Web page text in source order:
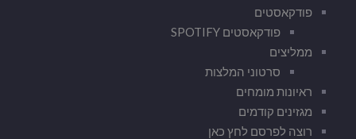
פודקאסטים
פודקאסטים SPOTIFY
ממליצים
סרטוני המלצות
ראיונות מומחים
מגזינים קודמים
רוצה לפרסם לחץ כאן